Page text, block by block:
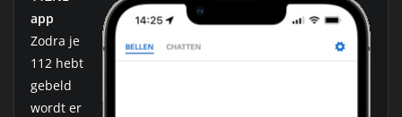
app
Zodra je
112 hebt
gebeld
wordt er